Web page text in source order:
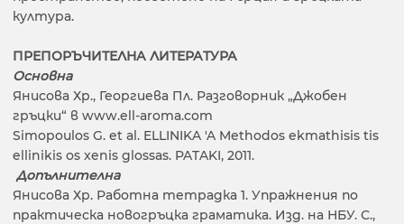
култура.
ПРЕПОРЪЧИТЕЛНА ЛИТЕРАТУРА
Основна
Янисова Хр., Георгиева Пл. Разговорник „Джобен
гръцки“ в www.ell-aroma.com
Simopoulos G. et al. ELLINIKA 'A Methodos ekmathisis tis
ellinikis os xenis glossas. PATAKI, 2011.
Допълнителна
Янисова Хр. Работна тетрадка 1. Упражнения по
практическа новогръцка граматика. Изд. на НБУ. С.,